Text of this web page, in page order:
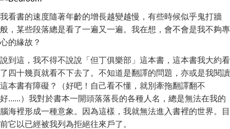
我看書的速度隨著年齡的增長越變越慢，有些時候似乎鬼打牆
般，某些段落總是看了一遍又一遍。我在想，會不會是我不夠專
心的緣故？
說到這，我不得不說說「但丁俱樂部」這本書，這本書我大約看
了四十幾頁就看不下去了。不知道是翻譯的問題，亦或是我閱讀
這本書有障礙？（好吧！自己看不懂，就別牽拖翻譯翻不
好......）我對於書本一開頭落落長的各種人名，總是無法在我的
腦海裡形成一種意象。因為這樣，我就無法進入書裡的世界。目
前它以已經被我列為拒絕往來戶了。